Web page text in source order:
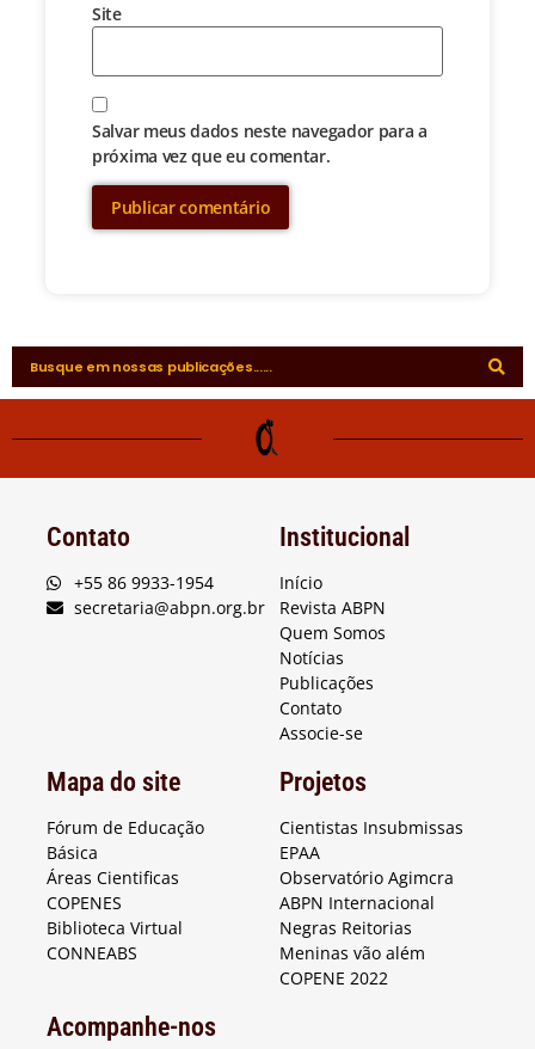
Site
Salvar meus dados neste navegador para a
próxima vez que eu comentar.
Contato
+55 86 9933-1954
secretaria@abpn.org.br
Institucional
Início
Revista ABPN
Quem Somos
Notícias
Publicações
Contato
Associe-se
Mapa do site
Fórum de Educação
Básica
Áreas Cientificas
COPENES
Biblioteca Virtual
CONNEABS
Projetos
Cientistas Insubmissas
EPAA
Observatório Agimcra
ABPN Internacional
Negras Reitorias
Meninas vão além
COPENE 2022
Acompanhe-nos